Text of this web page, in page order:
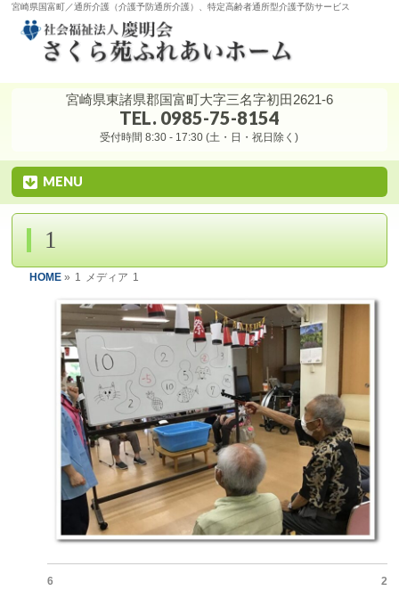
宮崎県国富町／通所介護（介護予防通所介護）、特定高齢者通所型介護予防サービス
宮崎県東諸県郡国富町大字三名字初田2621-6
TEL. 0985-75-8154
受付時間 8:30 - 17:30 (土・日・祝日除く)
MENU
1
HOME » 1 メディア 1
6 2